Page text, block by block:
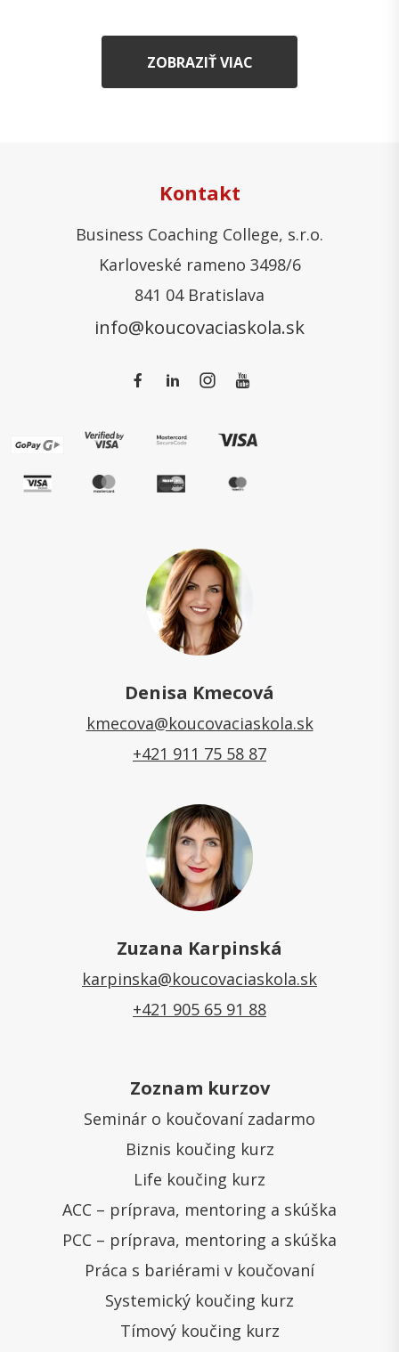
ZOBRAZIŤ VIAC
Kontakt
Business Coaching College, s.r.o.
Karloveské rameno 3498/6
841 04 Bratislava
info@koucovaciaskola.sk
Denisa Kmecová
kmecova@koucovaciaskola.sk
+421 911 75 58 87
Zuzana Karpinská
karpinska@koucovaciaskola.sk
+421 905 65 91 88
Zoznam kurzov
Seminár o koučovaní zadarmo
Biznis koučing kurz
Life koučing kurz
ACC – príprava, mentoring a skúška
PCC – príprava, mentoring a skúška
Práca s bariérami v koučovaní
Systemický koučing kurz
Tímový koučing kurz